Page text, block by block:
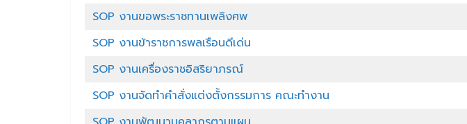
SOP งานขอพระราชทานเพลิงศพ
SOP งานข้าราชการพลเรือนดีเด่น
SOP งานเครื่องราชอิสริยาภรณ์
SOP งานจัดทำคำสั่งแต่งตั้งกรรมการ คณะทำงาน